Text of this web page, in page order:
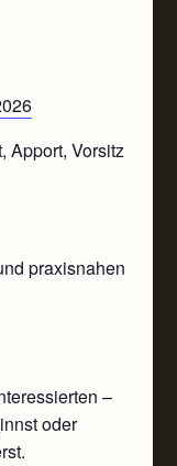
Apport, Vorsitz
praxisnahen
–
oder